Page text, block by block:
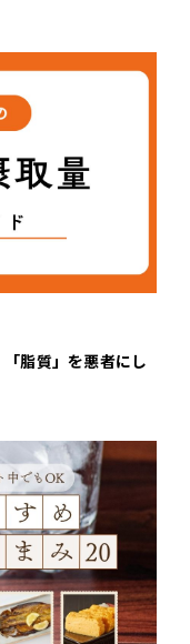
脂質」を悪者にし